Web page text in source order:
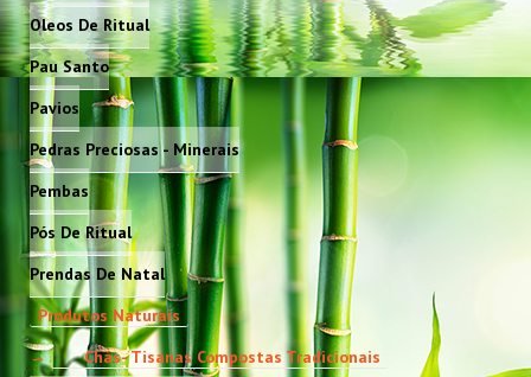
Oleos De Ritual
Pau Santo
Pavios
Pedras Preciosas - Minerais
Pembas
Pós De Ritual
Prendas De Natal
Produtos Naturais
Chás- Tisanas Compostas Tradicionais